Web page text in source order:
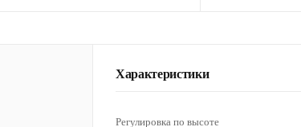
Характеристики
Регулировка по высоте